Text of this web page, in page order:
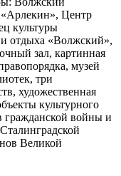
«Арлекин», Центр
культуры
и отдыха «Волжский»,
зал, картинная
музей
три
художественная
культурного
гражданской войны и
Великой